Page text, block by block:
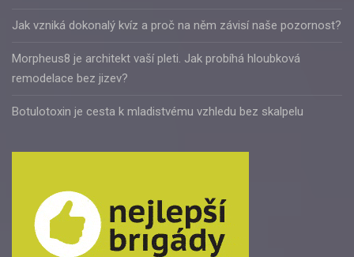
Jak vzniká dokonalý kvíz a proč na něm závisí naše pozornost?
Morpheus8 je architekt vaší pleti. Jak probíhá hloubková
remodelace bez jizev?
Botulotoxin je cesta k mladistvému vzhledu bez skalpelu